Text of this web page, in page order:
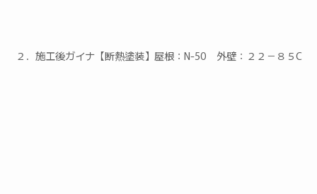
２．施工後ガイナ【断熱塗装】屋根：N-50 外壁：２２－８５C